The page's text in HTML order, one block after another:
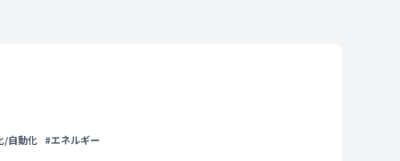
/自動化 #エネルギー